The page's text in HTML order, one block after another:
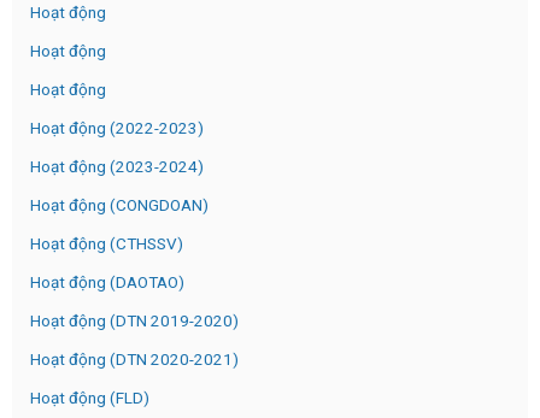
Hoạt động
Hoạt động
Hoạt động
Hoạt động (2022-2023)
Hoạt động (2023-2024)
Hoạt động (CONGDOAN)
Hoạt động (CTHSSV)
Hoạt động (DAOTAO)
Hoạt động (DTN 2019-2020)
Hoạt động (DTN 2020-2021)
Hoạt động (FLD)